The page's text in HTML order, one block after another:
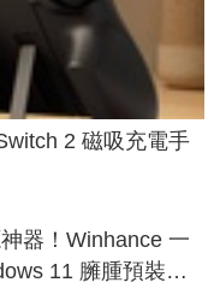
2 磁吸充電手
器！Winhance 一
11 臃腫預裝軟